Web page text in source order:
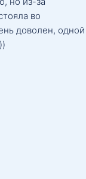
во
доволен, одной